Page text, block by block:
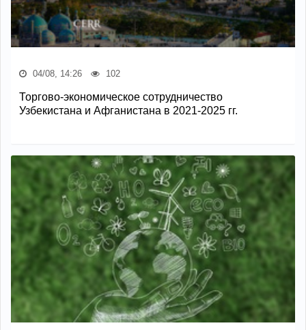
04/08, 14:26 102
Торгово-экономическое сотрудничество
Узбекистана и Афганистана в 2021-2025 гг.